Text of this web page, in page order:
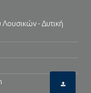
- Δυτική